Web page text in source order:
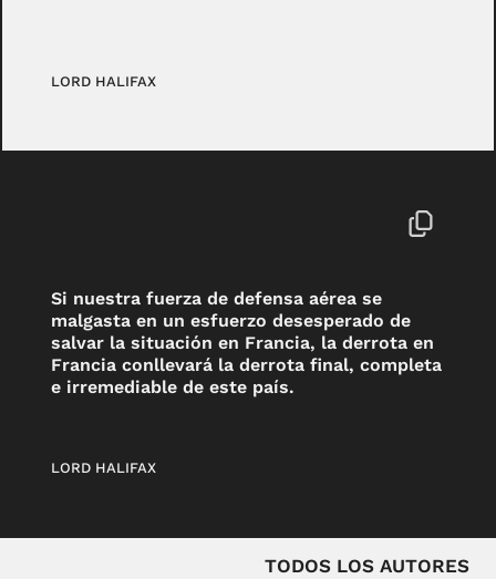
LORD HALIFAX
Si nuestra fuerza de defensa aérea se
malgasta en un esfuerzo desesperado de
salvar la situación en Francia, la derrota en
Francia conllevará la derrota final, completa
e irremediable de este país.
LORD HALIFAX
TODOS LOS AUTORES